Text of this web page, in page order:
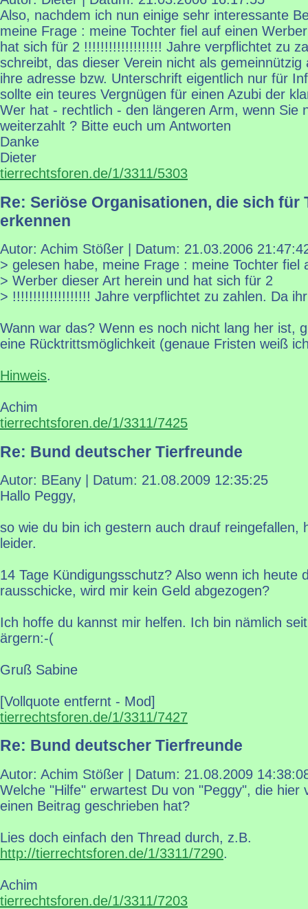
Also, nachdem ich nun einige sehr interessante
meine Frage : meine Tochter fiel auf einen
hat sich für 2 !!!!!!!!!!!!!!!!!!! Jahre verpflichtet zu
schreibt, das dieser Verein nicht als
ihre adresse bzw. Unterschrift eigentlich nur für
sollte ein teures Vergnügen für einen Azubi der
Wer hat - rechtlich - den längeren Arm, wenn Sie
weiterzahlt ? Bitte euch um Antworten
Danke
Dieter
tierrechtsforen.de/1/3311/5303
Re: Seriöse Organisationen, die sich für
erkennen
Autor: Achim Stößer | Datum: 21.03.2006
> gelesen habe, meine Frage : meine Tochter fiel
> Werber dieser Art herein und hat sich für 2
> !!!!!!!!!!!!!!!!!!! Jahre verpflichtet zu zahlen. Da
Wann war das? Wenn es noch nicht lang her ist,
eine Rücktrittsmöglichkeit (genaue Fristen weiß
Hinweis.
Achim
tierrechtsforen.de/1/3311/7425
Re: Bund deutscher Tierfreunde
Autor: BEany | Datum: 21.08.2009 12:35:25
Hallo Peggy,
so wie du bin ich gestern auch drauf reingefallen,
leider.
14 Tage Kündigungsschutz? Also wenn ich heute
rausschicke, wird mir kein Geld abgezogen?
Ich hoffe du kannst mir helfen. Ich bin nämlich
ärgern:-(
Gruß Sabine
[Vollquote entfernt - Mod]
tierrechtsforen.de/1/3311/7427
Re: Bund deutscher Tierfreunde
Autor: Achim Stößer | Datum: 21.08.2009
Welche "Hilfe" erwartest Du von "Peggy", die hier
einen Beitrag geschrieben hat?
Lies doch einfach den Thread durch, z.B.
http://tierrechtsforen.de/1/3311/7290.
Achim
tierrechtsforen.de/1/3311/7203